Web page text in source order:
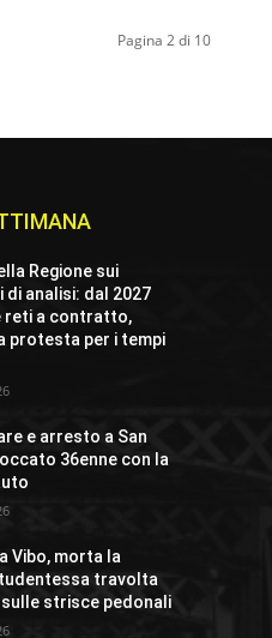
Pagina 2 di 10
Regione sui
di analisi: dal 2027
reti a contratto,
protesta per i tempi
e arresto a San
36enne con la
Vibo, morta la
travolta
sulle strisce pedonali